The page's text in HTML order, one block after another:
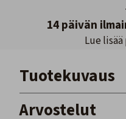
14 päivän
Lue
Tuotekuvaus
Arvostelut